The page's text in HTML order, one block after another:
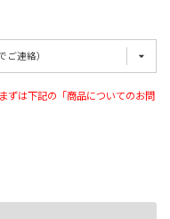
ずは下記の「商品についてのお問